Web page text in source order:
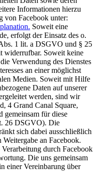
Informationen hierzu
von Facebook unter:
Soweit eine
erfolgt der Einsatz des o.
1 lit. a DSGVO und § 25
Soweit keine
Verwendung des Dienstes
an einer möglichst
Medien. Soweit mit Hilfe
Daten auf unserer
werden, sind wir
4 Grand Canal Square,
gemeinsam für diese
26 DSGVO). Die
sich dabei ausschließlich
an Facebook.
durch Facebook
Die uns gemeinsam
einer Vereinbarung über